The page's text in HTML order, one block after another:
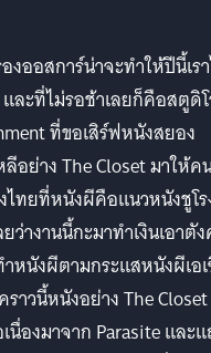
งออสการ์น่าจะทำให้ปีนี้เร
ละที่ไม่รอช้าเลยก็คือสตูดิ
ที่ขอเสิร์ฟหนังสยอง
อย่าง The Closet มาให้ค
ทยที่หนังผีคือแนวหนังชูโ
ว่างานนี้กะมาทำเงินเอาตั
หนังผีตามกระแสหนังผีเอ
าวนี้หนังอย่าง The Closet
นื่องมาจาก Parasite และ